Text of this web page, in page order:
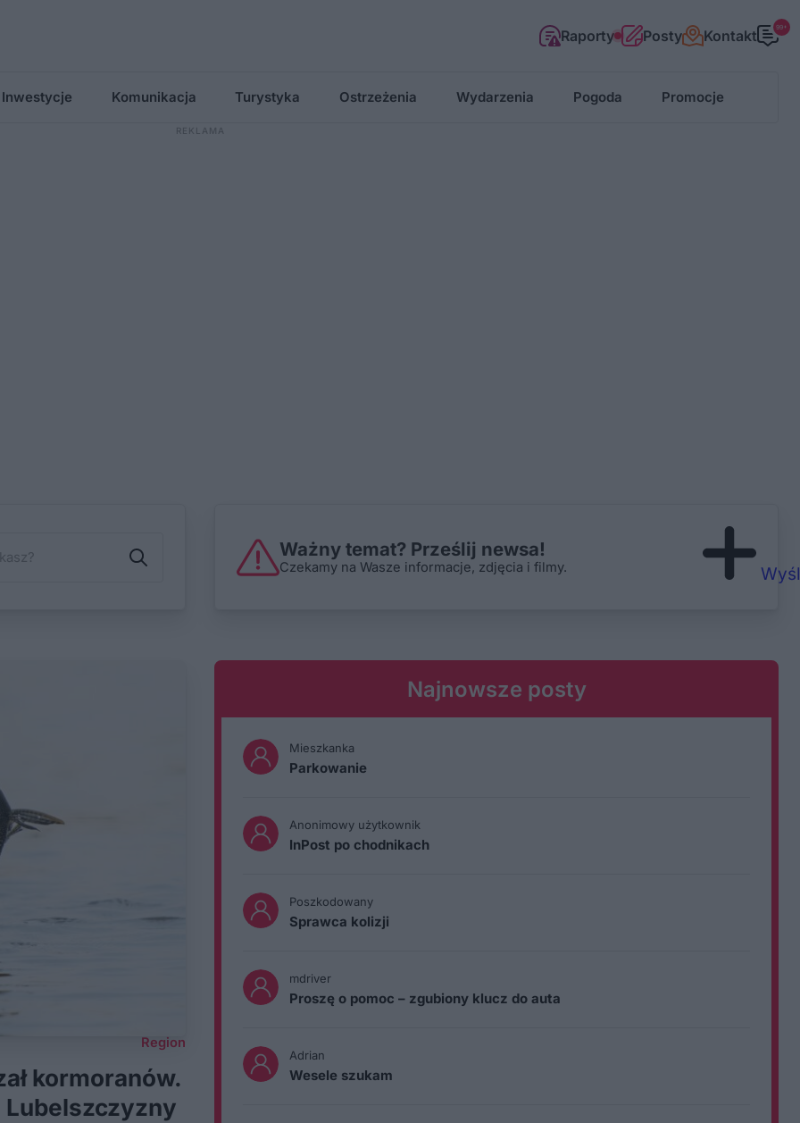
Raporty Posty Kontakt 99+
Inwestycje Komunikacja Turystyka Ostrzeżenia Wydarzenia Pogoda Promocje
Ważny temat? Prześlij newsa!
Czekamy na Wasze informacje, zdjęcia i filmy.
Region
kormoranów.
Najnowsze posty
Mieszkanka
Parkowanie
Anonimowy użytkownik
InPost po chodnikach
Poszkodowany
Sprawca kolizji
mdriver
Proszę o pomoc – zgubiony klucz do auta
Adrian
Wesele szukam